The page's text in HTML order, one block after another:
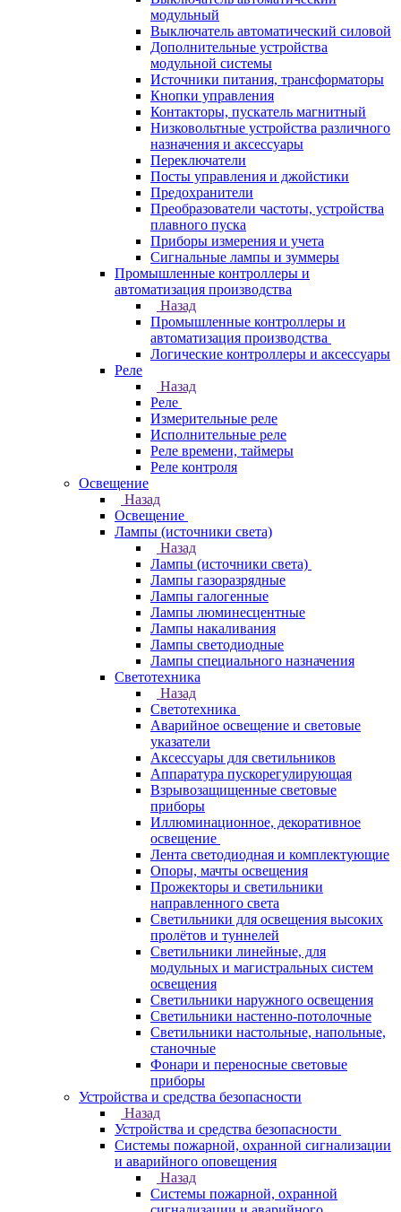
модульный
Выключатель автоматический силовой
Дополнительные устройства
модульной системы
Источники питания, трансформаторы
Кнопки управления
Контакторы, пускатель магнитный
Низковольтные устройства различного
назначения и аксессуары
Переключатели
Посты управления и джойстики
Предохранители
Преобразователи частоты, устройства
плавного пуска
Приборы измерения и учета
Сигнальные лампы и зуммеры
Промышленные контроллеры и
автоматизация производства
Назад
Промышленные контроллеры и
автоматизация производства
Логические контроллеры и аксессуары
Реле
Назад
Реле
Измерительные реле
Исполнительные реле
Реле времени, таймеры
Реле контроля
Освещение
Назад
Освещение
Лампы (источники света)
Назад
Лампы (источники света)
Лампы газоразрядные
Лампы галогенные
Лампы люминесцентные
Лампы накаливания
Лампы светодиодные
Лампы специального назначения
Светотехника
Назад
Светотехника
Аварийное освещение и световые
указатели
Аксессуары для светильников
Аппаратура пускорегулирующая
Взрывозащищенные световые
приборы
Иллюминационное, декоративное
освещение
Лента светодиодная и комплектующие
Опоры, мачты освещения
Прожекторы и светильники
направленного света
Светильники для освещения высоких
пролётов и туннелей
Светильники линейные, для
модульных и магистральных систем
освещения
Светильники наружного освещения
Светильники настенно-потолочные
Светильники настольные, напольные,
станочные
Фонари и переносные световые
приборы
Устройства и средства безопасности
Назад
Устройства и средства безопасности
Системы пожарной, охранной сигнализации
и аварийного оповещения
Назад
Системы пожарной, охранной